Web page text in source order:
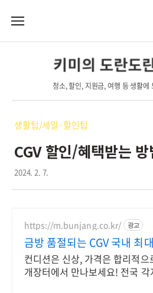
메
키미의 도란도
청소, 할인, 지원금, 여행 등 생활에
생활팁/세일·할인팁
CGV 할인/혜택받는
2024. 2. 7.
https://m.bunjang.co.kr/ 광고
금방 품절되는 CGV 국내 최
랜드 중고거래
컨디션은 신상, 가격은 합리적으
개장터에서 만나보세요! 전국 각